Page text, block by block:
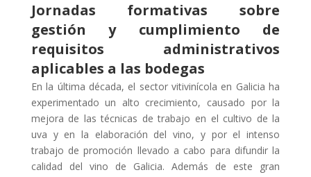
Jornadas formativas sobre
gestión y cumplimiento de
requisitos administrativos
aplicables a las bodegas
En la última década, el sector vitivinícola en Galicia ha
experimentado un alto crecimiento, causado por la
mejora de las técnicas de trabajo en el cultivo de la
uva y en la elaboración del vino, y por el intenso
trabajo de promoción llevado a cabo para difundir la
calidad del vino de Galicia. Además de este gran